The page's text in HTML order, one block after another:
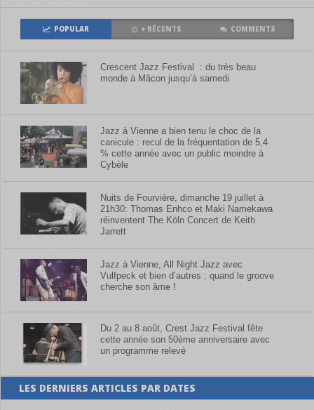
POPULAR + RÉCENTS COMMENTS
Crescent Jazz Festival : du très beau
monde à Mâcon jusqu’à samedi
Jazz à Vienne a bien tenu le choc de la
canicule : recul de la fréquentation de 5,4
% cette année avec un public moindre à
Cybèle
Nuits de Fourvière, dimanche 19 juillet à
21h30: Thomas Enhco et Maki Namekawa
réinventent The Köln Concert de Keith
Jarrett
Jazz à Vienne, All Night Jazz avec
Vulfpeck et bien d’autres : quand le groove
cherche son âme !
Du 2 au 8 août, Crest Jazz Festival fête
cette année son 50ème anniversaire avec
un programme relevé
LES DERNIERS ARTICLES PAR DATES